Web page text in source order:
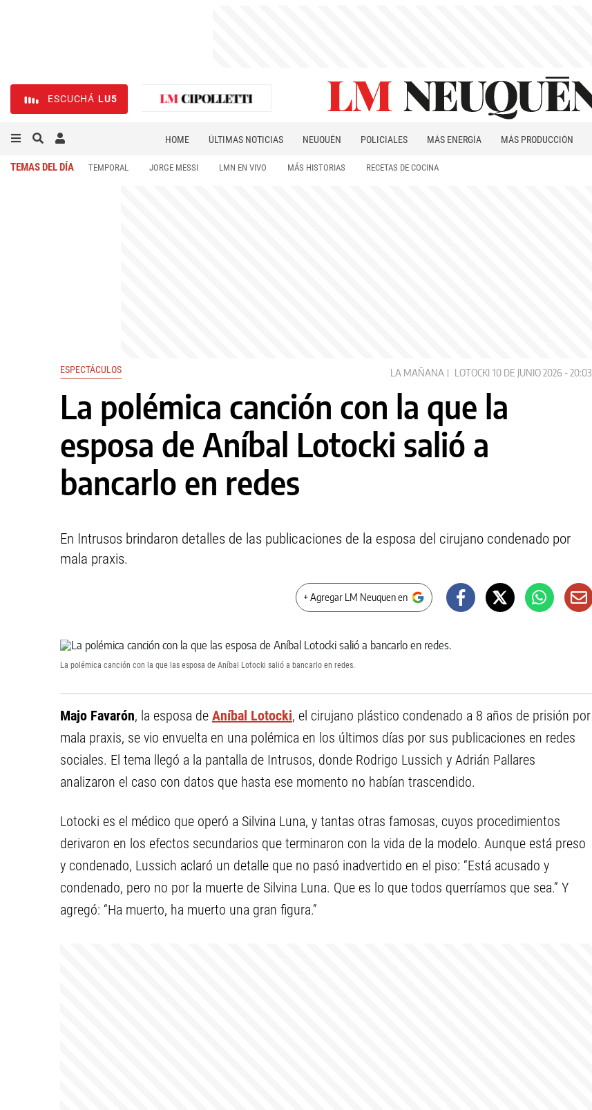
ESCUCHÁ LU5
HOME ÚLTIMAS NOTICIAS NEUQUÉN POLICIALES MÁS ENERGÍA MÁS PRODUCCIÓN
TEMAS DEL DÍA TEMPORAL JORGE MESSI LMN EN VIVO MÁS HISTORIAS RECETAS DE COCINA
ESPECTÁCULOS LA MAÑANA LOTOCKI 10 DE JUNIO 2026 - 20:03
La polémica canción con la que la
esposa de Aníbal Lotocki salió a
bancarlo en redes
En Intrusos brindaron detalles de las publicaciones de la esposa del cirujano condenado por
mala praxis.
+ Agregar LM Neuquen en
La polémica canción con la que las esposa de Aníbal Lotocki salió a bancarlo en redes.
Majo Favarón, la esposa de Aníbal Lotocki, el cirujano plástico condenado a 8 años de prisión por
mala praxis, se vio envuelta en una polémica en los últimos días por sus publicaciones en redes
sociales. El tema llegó a la pantalla de Intrusos, donde Rodrigo Lussich y Adrián Pallares
analizaron el caso con datos que hasta ese momento no habían trascendido.
Lotocki es el médico que operó a Silvina Luna, y tantas otras famosas, cuyos procedimientos
derivaron en los efectos secundarios que terminaron con la vida de la modelo. Aunque está preso
y condenado, Lussich aclaró un detalle que no pasó inadvertido en el piso: “Está acusado y
condenado, pero no por la muerte de Silvina Luna. Que es lo que todos querríamos que sea.” Y
agregó: “Ha muerto, ha muerto una gran figura.”